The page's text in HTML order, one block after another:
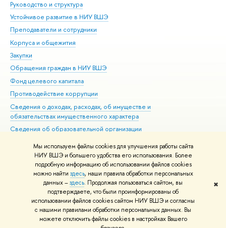
Мы используем файлы cookies для улучшения работы сайта
НИУ ВШЭ и большего удобства его использования. Более
подробную информацию об использовании файлов cookies
можно найти здесь, наши правила обработки персональных
данных –здесь. Продолжая пользоваться сайтом, вы
подтверждаете, что были проинформированы об
использовании файлов cookies сайтом НИУ ВШЭ и согласны
с нашими правилами обработки персональных данных. Вы
можете отключить файлы cookies в настройках Вашего
✖
Руководство и структура
Устойчивое развитие в НИУ ВШЭ
Преподаватели и сотрудники
Корпуса и общежития
Закупки
Обращения граждан в НИУ ВШЭ
Фонд целевого капитала
Противодействие коррупции
Сведения о доходах, расходах, об имуществе и
обязательствах имущественного характера
Сведения об образовательной организации
Людям с ограниченными возможностями здоровья
Единая платежная страница
Работа в Вышке
© НИУ ВШЭ 1993–2026 Адреса и контакты Условия использования
материалов Политика конфиденциальности Карта сайта
Шрифты HSE Sans и HSE Slab разработаны вШколе дизайна НИУ ВШЭ